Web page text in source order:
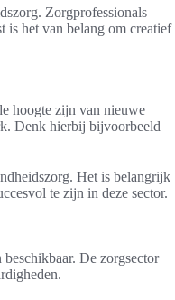
Zorgprofessionals
is het van belang om creatief
hoogte zijn van nieuwe
Denk hierbij bijvoorbeeld
Het is belangrijk
te zijn in deze sector.
De zorgsector